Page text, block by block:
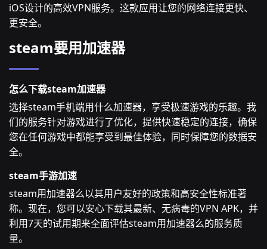
iOS设计的高效VPN服务。这款应用让您的网络连接更快、
更安全。
steam要用加速器
怎么下载steam加速器
选择steam手机端用什么加速器，享受极速游戏的乐趣。我
们的服务针对游戏进行了优化，提供快速稳定的连接，确保
您在任何游戏中都能享受到最佳体验，同时保障您的数据安
全。
steam手游加速
steam用加速器么以其用户友好的政策和高安全性标准著
称。现在，您可以安心下载其最新、无病毒的VPN APK，并
利用7天的试用期来全面评估steam用加速器么的服务质
量。